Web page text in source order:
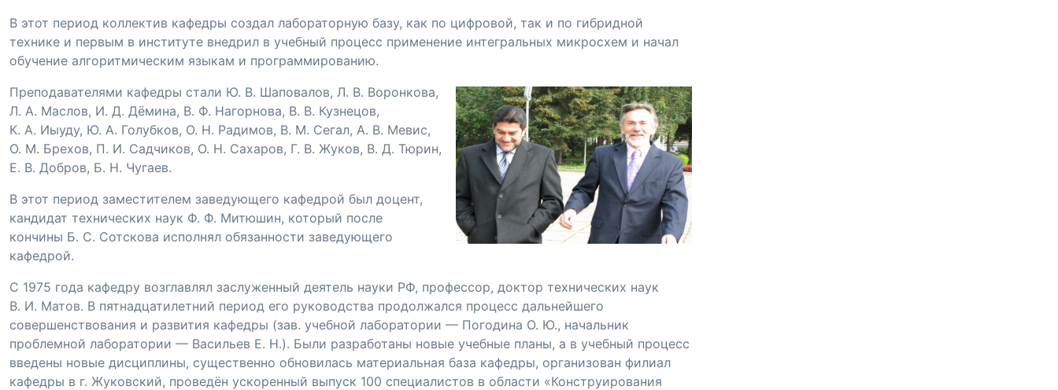
В этот период коллектив кафедры создал лабораторную базу, как по цифровой, так и по гибридной
технике и первым в институте внедрил в учебный процесс применение интегральных микросхем и начал
обучение алгоритмическим языкам и программированию.
Преподавателями кафедры стали Ю. В. Шаповалов, Л. В. Воронкова,
Л. А. Маслов, И. Д. Дёмина, В. Ф. Нагорнова, В. В. Кузнецов,
К. А. Иыуду, Ю. А. Голубков, О. Н. Радимов, В. М. Сегал, А. В. Мевис,
О. М. Брехов, П. И. Садчиков, О. Н. Сахаров, Г. В. Жуков, В. Д. Тюрин,
Е. В. Добров, Б. Н. Чугаев.
В этот период заместителем заведующего кафедрой был доцент,
кандидат технических наук Ф. Ф. Митюшин, который после
кончины Б. С. Сотскова исполнял обязанности заведующего
кафедрой.
С 1975 года кафедру возглавлял заслуженный деятель науки РФ, профессор, доктор технических наук
В. И. Матов. В пятнадцатилетний период его руководства продолжался процесс дальнейшего
совершенствования и развития кафедры (зав. учебной лаборатории — Погодина О. Ю., начальник
проблемной лаборатории — Васильев Е. Н.). Были разработаны новые учебные планы, а в учебный процесс
введены новые дисциплины, существенно обновилась материальная база кафедры, организован филиал
кафедры в г. Жуковский, проведён ускоренный выпуск 100 специалистов в области «Конструирования